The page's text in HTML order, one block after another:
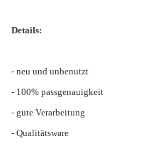
Details:
- neu und unbenutzt
- 100% passgenauigkeit
- gute Verarbeitung
- Qualitätsware